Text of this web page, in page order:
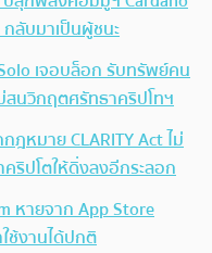
ลับมาเป็นผู้ชนะ
เจอบล็อก รับทรัพย์คน
สนวิกฤตศรัทธาคริปโทฯ
ฎหมาย CLARITY Act ไม่
ริปโตให้ดิ่งลงอีกระลอก
หายจาก App Store
ช้งานได้ปกติ